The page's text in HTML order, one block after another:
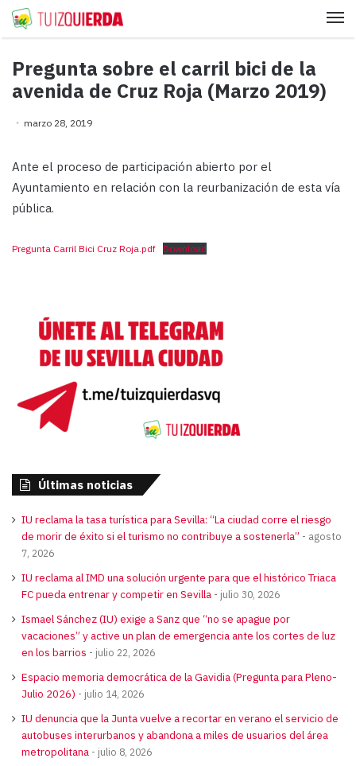
Pregunta sobre el carril bici de la
avenida de Cruz Roja (Marzo 2019)
marzo 28, 2019
Ante el proceso de participación abierto por el
Ayuntamiento en relación con la reurbanización de esta vía
pública.
Pregunta Carril Bici Cruz Roja.pdf Download
Últimas noticias
IU reclama la tasa turística para Sevilla: “La ciudad corre el riesgo
de morir de éxito si el turismo no contribuye a sostenerla”
agosto
7, 2026
IU reclama al IMD una solución urgente para que el histórico Triaca
FC pueda entrenar y competir en Sevilla
julio 30, 2026
Ismael Sánchez (IU) exige a Sanz que “no se apague por
vacaciones” y active un plan de emergencia ante los cortes de luz
en los barrios
julio 22, 2026
Espacio memoria democrática de la Gavidia (Pregunta para Pleno-
Julio 2026)
julio 14, 2026
IU denuncia que la Junta vuelve a recortar en verano el servicio de
autobuses interurbanos y abandona a miles de usuarios del área
metropolitana
julio 8, 2026